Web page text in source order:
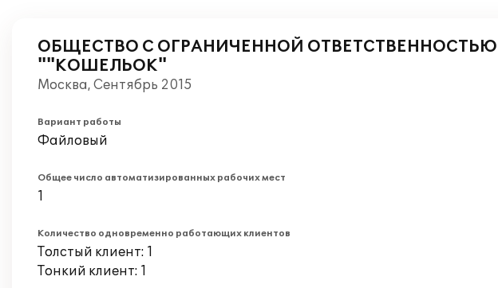
ОБЩЕСТВО С ОГРАНИЧЕННОЙ ОТВЕТСТВЕННОСТЬЮ
""КОШЕЛЬОК"
Москва, Сентябрь 2015
Вариант работы
Файловый
Общее число автоматизированных рабочих мест
1
Количество одновременно работающих клиентов
Толстый клиент: 1
Тонкий клиент: 1